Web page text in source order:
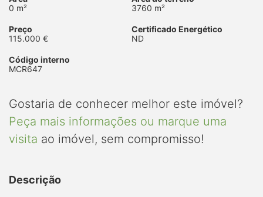
0 m²
3760 m²
Preço
115.000 €
Certificado Energético
ND
Código interno
MCR647
Gostaria de conhecer melhor este imóvel?
Peça mais informações ou marque uma
visita ao imóvel, sem compromisso!
Descrição